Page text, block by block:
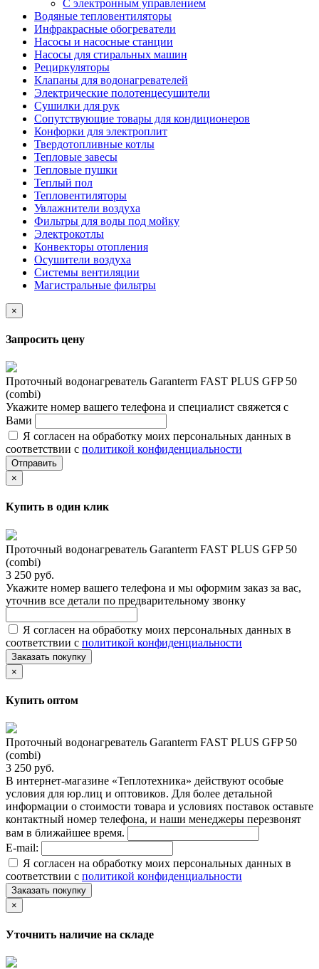
С электронным управлением
Водяные тепловентиляторы
Инфракрасные обогреватели
Насосы и насосные станции
Насосы для стиральных машин
Рециркуляторы
Клапаны для водонагревателей
Электрические полотенцесушители
Сушилки для рук
Сопутствующие товары для кондиционеров
Конфорки для электроплит
Твердотопливные котлы
Тепловые завесы
Тепловые пушки
Теплый пол
Тепловентиляторы
Увлажнители воздуха
Фильтры для воды под мойку
Электрокотлы
Конвекторы отопления
Осушители воздуха
Системы вентиляции
Магистральные фильтры
×
Запросить цену
Проточный водонагреватель Garanterm FAST PLUS GFP 50
(combi)
Укажите номер вашего телефона и специалист свяжется с
Вами
Я согласен на обработку моих персональных данных в
соответствии с политикой конфиденциальности
Отправить
×
Купить в один клик
Проточный водонагреватель Garanterm FAST PLUS GFP 50
(combi)
3 250 руб.
Укажите номер вашего телефона и мы оформим заказ за вас,
уточнив все детали по предварительному звонку
Я согласен на обработку моих персональных данных в
соответствии с политикой конфиденциальности
Заказать покупку
×
Купить оптом
Проточный водонагреватель Garanterm FAST PLUS GFP 50
(combi)
3 250 руб.
В интернет-магазине «Теплотехника» действуют особые
условия для юр.лиц и оптовиков. Для более детальной
информации о стоимости товара и условиях поставок оставьте
контактный номер телефона, и наши менеджеры перезвонят
вам в ближайшее время.
E-mail:
Я согласен на обработку моих персональных данных в
соответствии с политикой конфиденциальности
Заказать покупку
×
Уточнить наличие на складе